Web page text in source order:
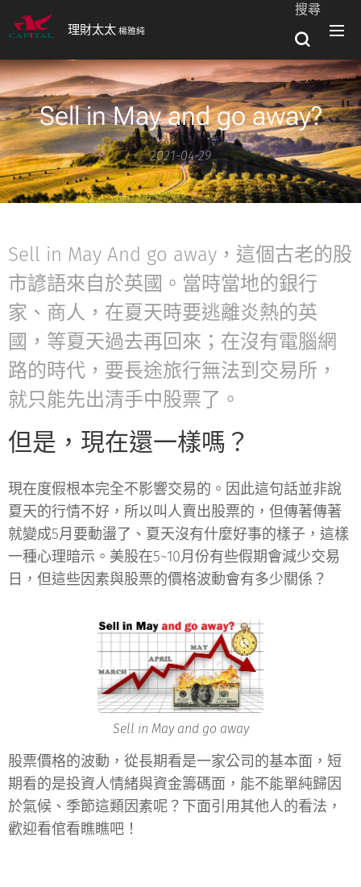
理財太太 楊雅純
搜尋
Sell in May and go away?
2021-04-29
Sell in May And go away，這個古老的股
市諺語來自於英國。當時當地的銀行
家、商人，在夏天時要逃離炎熱的英
國，等夏天過去再回來；在沒有電腦網
路的時代，要長途旅行無法到交易所，
就只能先出清手中股票了。
但是，現在還一樣嗎？
現在度假根本完全不影響交易的。因此這句話並非說
夏天的行情不好，所以叫人賣出股票的，但傳著傳著
就變成5月要動盪了、夏天沒有什麼好事的樣子，這樣
一種心理暗示。美股在5~10月份有些假期會減少交易
日，但這些因素與股票的價格波動會有多少關係？
Sell in May and go away
股票價格的波動，從長期看是一家公司的基本面，短
期看的是投資人情緒與資金籌碼面，能不能單純歸因
於氣候、季節這類因素呢？下面引用其他人的看法，
歡迎看倌看瞧瞧吧！